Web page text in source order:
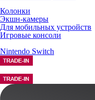
Колонки
Экшн-камеры
Для мобильных устройств
Игровые консоли
Nintendo Switch